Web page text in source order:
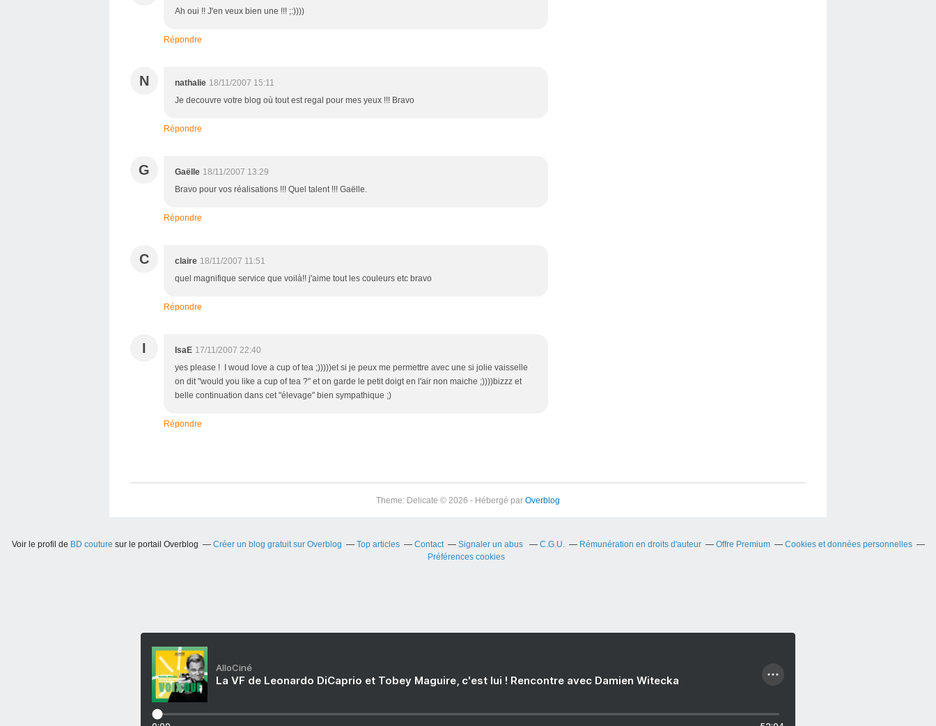
Ah oui !! J'en veux bien une !!! ;:))))
Répondre
N nathalie 18/11/2007 15:11
Je decouvre votre blog où tout est regal pour mes yeux !!! Bravo
Répondre
G Gaëlle 18/11/2007 13:29
Bravo pour vos réalisations !!! Quel talent !!! Gaëlle.
Répondre
C claire 18/11/2007 11:51
quel magnifique service que voilà!! j'aime tout les couleurs etc bravo
Répondre
I IsaE 17/11/2007 22:40
yes please ! I woud love a cup of tea ;)))))et si je peux me permettre avec une si jolie vaisselle
on dit "would you like a cup of tea ?" et on garde le petit doigt en l'air non maiche ;))))bizzz et
belle continuation dans cet "élevage" bien sympathique ;)
Répondre
Theme: Delicate © 2026 - Hébergé par Overblog
Voir le profil de BD couture sur le portail Overblog Créer un blog gratuit sur Overblog Top articles Contact Signaler un abus C.G.U. Rémunération en droits d'auteur Offre Premium
Cookies et données personnelles
Préférences cookies
AlloCiné
La VF de Leonardo DiCaprio et Tobey Maguire, c'est lui ! Rencontre avec Damien Witecka